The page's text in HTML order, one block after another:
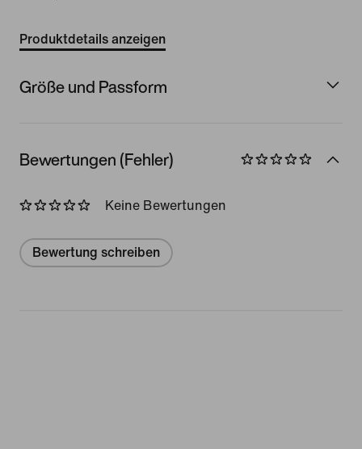
Produktdetails anzeigen
Größe und Passform
Bewertungen (Fehler)
Keine Bewertungen
Bewertung schreiben